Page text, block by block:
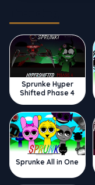
Sprunke Hyper
Shifted Phase 4
Sprunke All in One